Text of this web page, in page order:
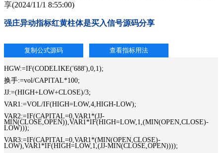
享(2024/11/1 8:55:00)
强庄异动指标红黄柱体是买入信号源码分享
HGW:=IF(CODELIKE('688'),0,1);
换手:=vol/CAPITAL*100;
JJ:=(HIGH+LOW+CLOSE)/3;
VAR1:=VOL/IF(HIGH=LOW,4,HIGH-LOW);
VAR2:=IF(CAPITAL=0,VAR1*(JJ-
MIN(CLOSE,OPEN)),VAR1*IF(HIGH=LOW,1,(MIN(OPEN,CLOSE)-
LOW)));
VAR3:=IF(CAPITAL=0,VAR1*(MIN(OPEN,CLOSE)-
LOW),VAR1*IF(HIGH=LOW,1,(JJ-MIN(CLOSE,OPEN))));